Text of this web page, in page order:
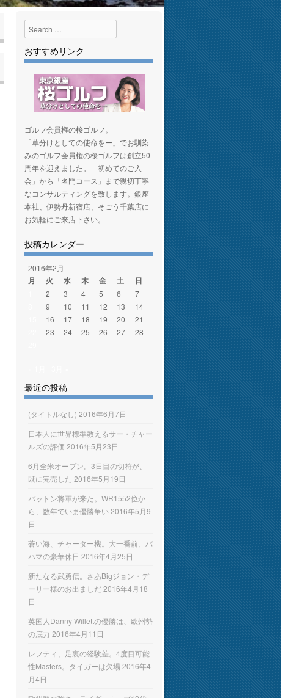
Search
おすすめリンク
ゴルフ会員権の桜ゴルフ。
「草分けとしての使命をー」でお馴染
みのゴルフ会員権の桜ゴルフは創立50
周年を迎えました。「初めてのご入
会」から「名門コース」まで親切丁寧
なコンサルティングを致します。銀座
本社、伊勢丹新宿店、そごう千葉店に
お気軽にご来店下さい。
投稿カレンダー
2016年2月
月 火 水 木 金 土 日
2 3 4 5 6
7
9 10 11 12 13
14
16 17 18 19 20
21
23 24 25 26 27
28
最近の投稿
(タイトルなし) 2016年6月7日
日本人に世界標準教えるサー・チャー
ルズの評価 2016年5月23日
6月全米オープン。3日目の切符が、
既に完売した 2016年5月19日
パットン将軍が来た。WR1552位か
ら、数年でいま優勝争い 2016年5月9
日
蒼い海、チャーター機。大一番前、バ
ハマの豪華休日 2016年4月25日
新たなる武勇伝。さあBigジョン・デ
ーリー様のお出ましだ2016年4月18
日
英国人Danny Willettの優勝は、欧州勢
の底力 2016年4月11日
レフティ、足裏の経験差。4度目可能
性Masters。タイガーは欠場2016年4
月4日